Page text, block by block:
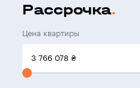
Рассрочка
Цена квартиры
3 766 078 ₴